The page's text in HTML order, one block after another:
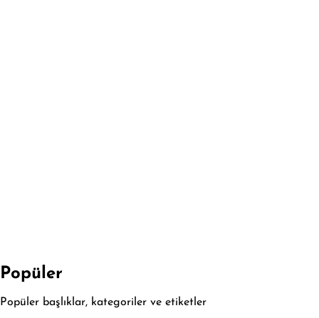
Popüler
Popüler başlıklar, kategoriler ve etiketler